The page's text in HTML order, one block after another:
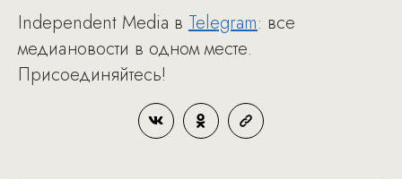
Independent Media в Telegram: все
медиановости в одном месте.
Присоединяйтесь!